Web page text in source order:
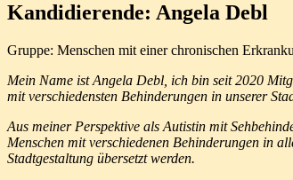
Kandidierende: Angela Debl
Gruppe: Menschen mit einer chronischen
Mein Name ist Angela Debl, ich bin seit 2020
mit verschiedensten Behinderungen in unserer
Aus meiner Perspektive als Autistin mit
Menschen mit verschiedenen Behinderungen in
Stadtgestaltung übersetzt werden.